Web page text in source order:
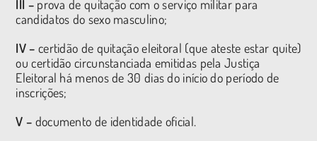
III – prova de quitação com o serviço militar para
candidatos do sexo masculino;
IV – certidão de quitação eleitoral (que ateste estar quite)
ou certidão circunstanciada emitidas pela Justiça
Eleitoral há menos de 30 dias do início do período de
inscrições;
V – documento de identidade oficial.